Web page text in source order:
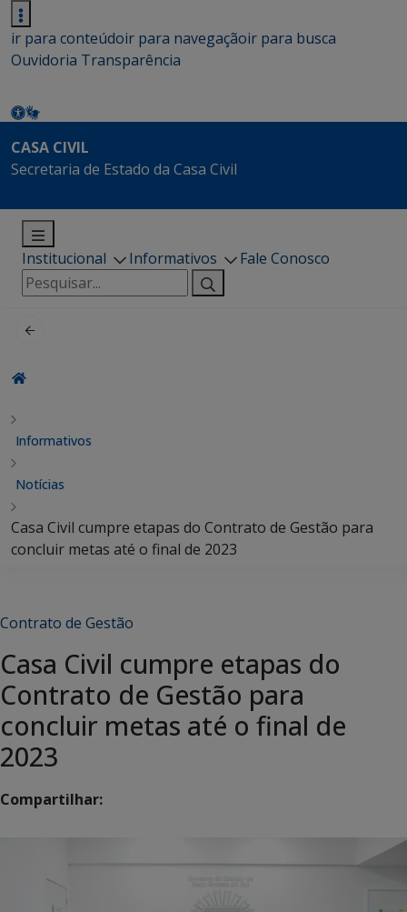
ir para conteúdoir para navegaçãoir para busca
Ouvidoria Transparência
CASA CIVIL
Secretaria de Estado da Casa Civil
Institucional Informativos
Fale Conosco
Pesquisar
por:
Informativos
Notícias
Casa Civil cumpre etapas do Contrato de Gestão para
concluir metas até o final de 2023
Contrato de Gestão
Casa Civil cumpre etapas do
Contrato de Gestão para
concluir metas até o final de
2023
Compartilhar: